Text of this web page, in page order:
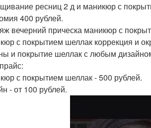
ресниц 2 д и маникюр с
400 рублей.
вечерний прическа маникюр с
с покрытием шеллак коррекция и
и покрытие шеллак с любым
с покрытием шеллак - 500 рублей.
- от 100 рублей.